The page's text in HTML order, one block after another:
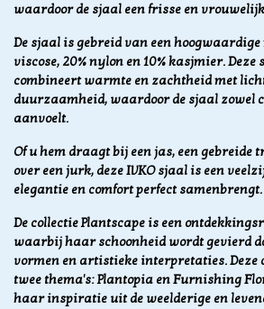
waardoor de sjaal een frisse en
De sjaal is gebreid van een hoogwaardige
viscose, 20% nylon en 10% kasjmier.
combineert warmte en zachtheid met
duurzaamheid, waardoor de sjaal zowel
aanvoelt.
Of u hem draagt bij een jas, een gebreide
over een jurk, deze IVKO sjaal is een
elegantie en comfort perfect samenbrengt.
De collectie Plantscape is een
waarbij haar schoonheid wordt gevierd
vormen en artistieke interpretaties. Deze
twee thema's: Plantopia en Furnishing
haar inspiratie uit de weelderige en